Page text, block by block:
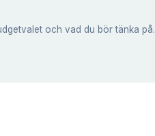
och vad du bör tänka på.